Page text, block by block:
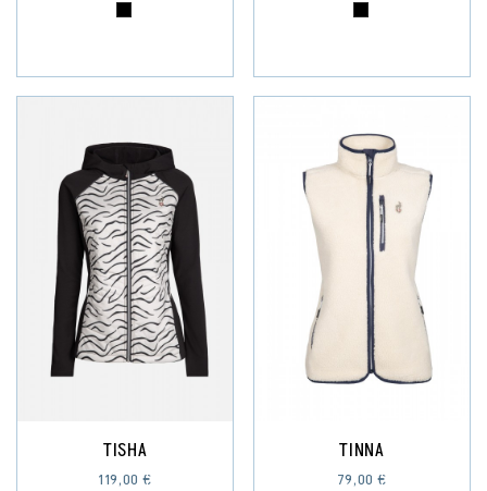
TISHA
119,00 €
TINNA
79,00 €